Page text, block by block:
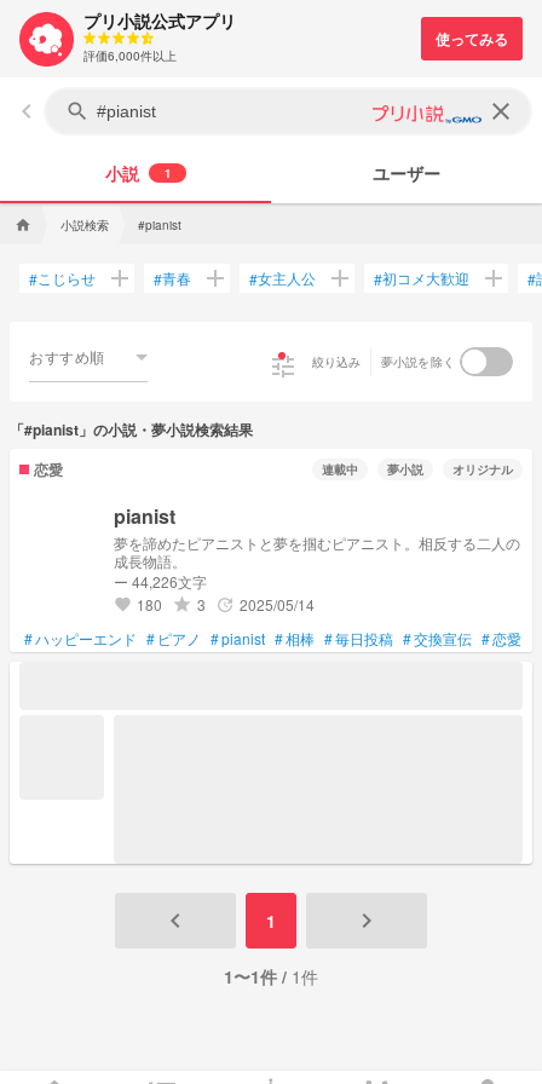
プリ小説公式アプリ
評価6,000件以上
keyboard_arrow_left search clear
小説 1 ユーザー
home 小説検索 #pianist
#こじらせ add #青春 add #女主人公 add #初コメ大歓迎 add #
おすすめ順 tune 絞り込み 夢小説を除く
「#pianist」の小説・夢小説検索結果
恋愛
連載中 夢小説 オリジナル
pianist
夢を諦めたピアニストと夢を掴むピアニスト。相反する二人の
成長物語。
ー 44,226文字
favorite 180 grade 3 update 2025/05/14
#ハッピーエンド # ピアノ #pianist #相棒 #毎日投稿 #交換宣伝 #恋愛？
keyboard_arrow_left 1 keyboard_arrow_right
1〜1件 / 1件